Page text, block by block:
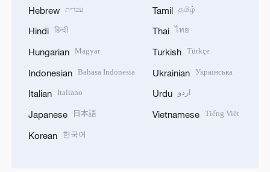
Hebrew עברית
Hindi हिन्दी
Hungarian Magyar
Indonesian Bahasa Indonesia
Italian Italiano
Japanese 日本語
Korean 한국어
Tamil தமிழ்
Thai ไทย
Turkish Türkçe
Ukrainian Українська
Urdu اردو
Vietnamese Tiếng Việt